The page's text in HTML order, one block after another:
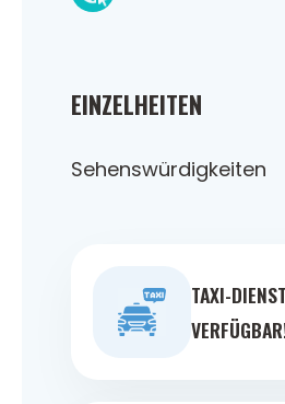
EINZELHEITEN
Sehenswürdigkeiten
TAXI-